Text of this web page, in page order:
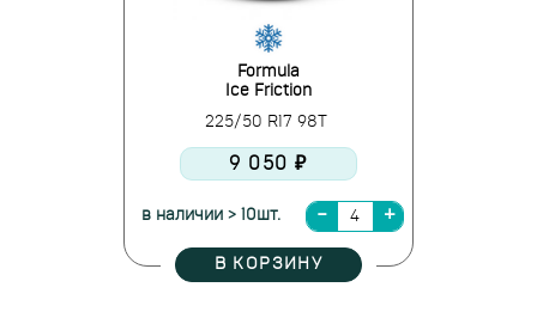
Formula
Ice Friction
225/50 R17 98T
9 050 ₽
в наличии > 10шт.
В КОРЗИНУ